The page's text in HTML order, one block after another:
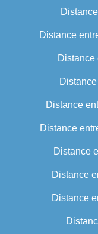
Distance
Distance
Distance
Distance
Distance
Distance
Distance